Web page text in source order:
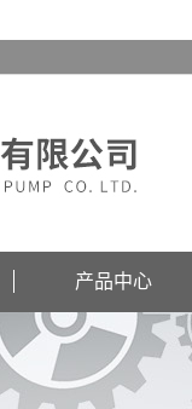
产品中心